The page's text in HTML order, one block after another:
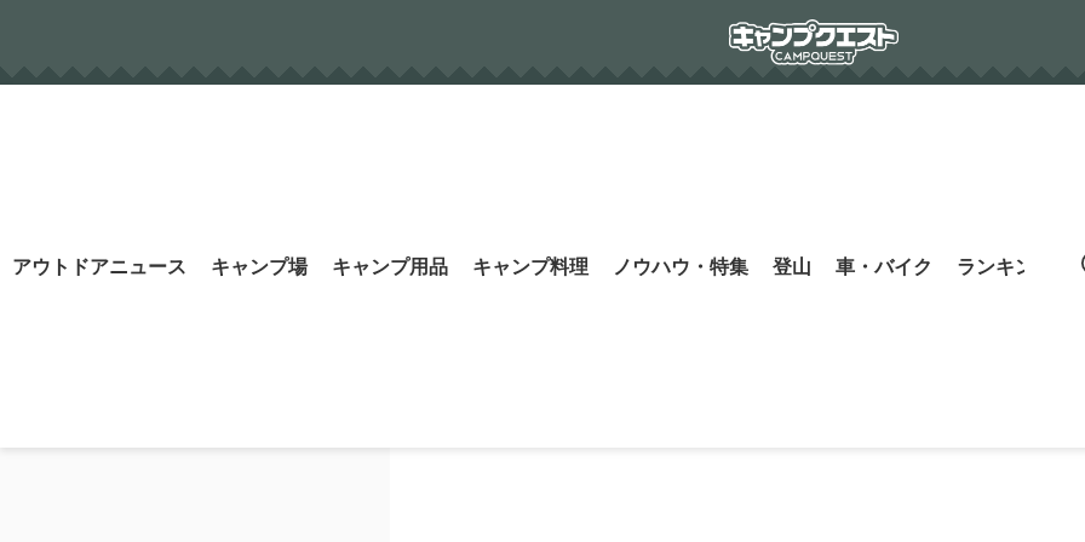
アウトドアニュース キャンプ場 キャンプ用品 キャンプ料理 ノウハウ・特集 登山 車・バイク ランキング
Search